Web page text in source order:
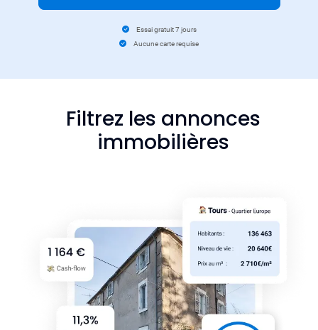
Essai gratuit 7 jours
Aucune carte requise
Filtrez les annonces
immobilières